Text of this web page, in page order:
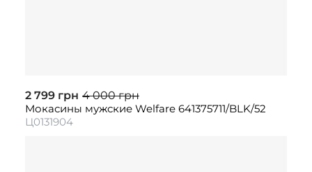
2 799 грн 4 000 грн
Мокасины мужские Welfare 641375711/BLK/52
Ц0131904